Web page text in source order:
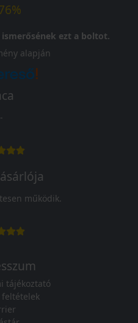
ezt a boltot.
alapján
-
működik.
tájékoztató
feltételek